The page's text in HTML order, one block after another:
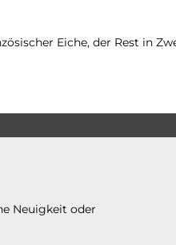
Eiche, der Rest in
Neuigkeit oder